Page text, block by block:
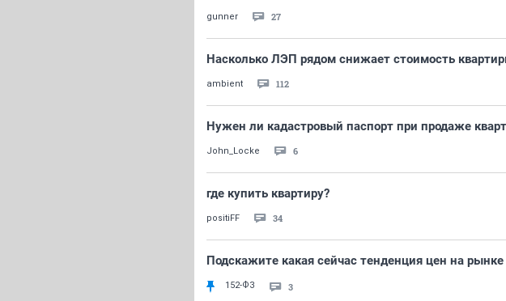
gunner 27
Насколько ЛЭП рядом снижает стоимость
ambient 112
Нужен ли кадастровый паспорт при продаже
John_Locke 6
где купить квартиру?
positiFF 34
Подскажите какая сейчас тенденция цен на
152-ФЗ 3